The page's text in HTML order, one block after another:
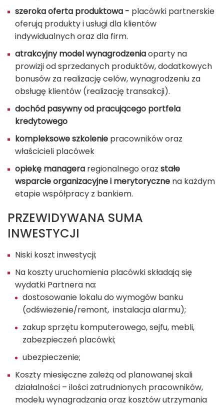
szeroka oferta produktowa - placówki partnerskie
oferują produkty i usługi dla klientów
indywidualnych oraz dla firm.
atrakcyjny model wynagrodzeniaoparty na
prowizji od sprzedanych produktów, dodatkowych
bonusów za realizację celów, wynagrodzeniu za
obsługę klientów (realizację transakcji).
dochód pasywny od pracującego portfela
kredytowego
kompleksowe szkolenie pracowników oraz
właścicieli placówek
opiekę managera regionalnego oraz stałe
wsparcie organizacyjne i merytoryczne na każdym
etapie współpracy z bankiem.
PRZEWIDYWANA SUMA
INWESTYCJI
Niski koszt inwestycji;
Na koszty uruchomienia placówki składają się
wydatki Partnera na:
dostosowanie lokalu do wymogów banku
(odświeżenie/remont, instalacja alarmu);
zakup sprzętu komputerowego, sejfu, mebli,
zabezpieczeń placówki;
ubezpieczenie;
Koszty miesięczne zależą od planowanej skali
działalności – ilości zatrudnionych pracowników,
modelu wynagradzania oraz kosztów utrzymania